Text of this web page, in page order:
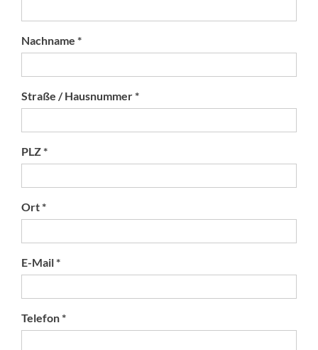
Nachname *
Straße / Hausnummer *
PLZ *
Ort *
E-Mail *
Telefon *